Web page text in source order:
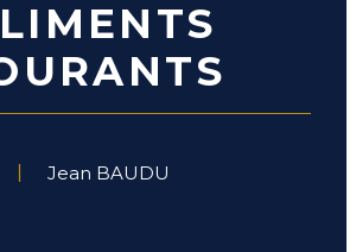
Jean BAUDU